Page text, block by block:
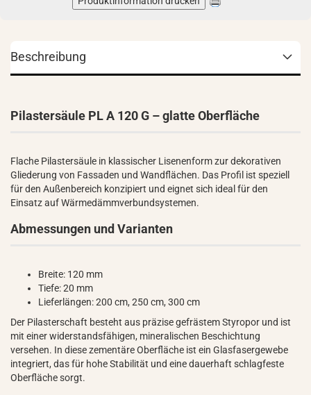
Beschreibung
Pilastersäule PL A 120 G – glatte Oberfläche
Flache Pilastersäule in klassischer Lisenenform zur dekorativen
Gliederung von Fassaden und Wandflächen. Das Profil ist speziell
für den Außenbereich konzipiert und eignet sich ideal für den
Einsatz auf Wärmedämmverbundsystemen.
Abmessungen und Varianten
Breite: 120 mm
Tiefe: 20 mm
Lieferlängen: 200 cm, 250 cm, 300 cm
Der Pilasterschaft besteht aus präzise gefrästem Styropor und ist
mit einer widerstandsfähigen, mineralischen Beschichtung
versehen. In diese zementäre Oberfläche ist ein Glasfasergewebe
integriert, das für hohe Stabilität und eine dauerhaft schlagfeste
Oberfläche sorgt.